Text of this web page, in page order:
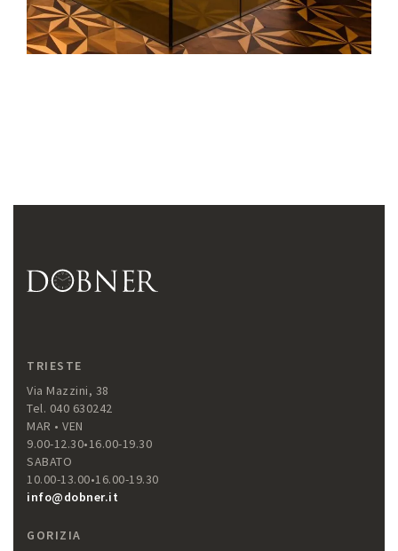
TRIESTE
Via Mazzini, 38
Tel. 040 630242
MAR • VEN
9.00-12.30•16.00-19.30
SABATO
10.00-13.00•16.00-19.30
info@dobner.it
GORIZIA